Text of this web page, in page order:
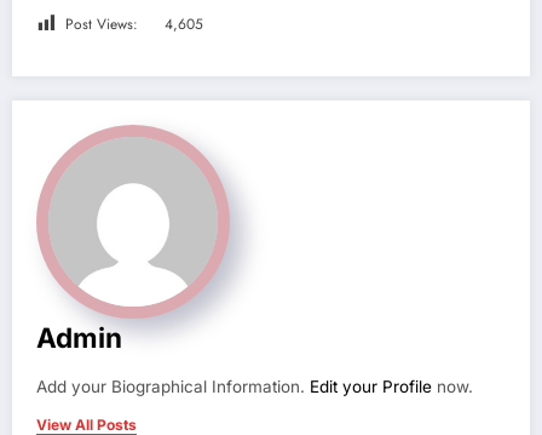
Post Views: 4,605
Admin
Add your Biographical Information. Edit your Profile now.
View All Posts